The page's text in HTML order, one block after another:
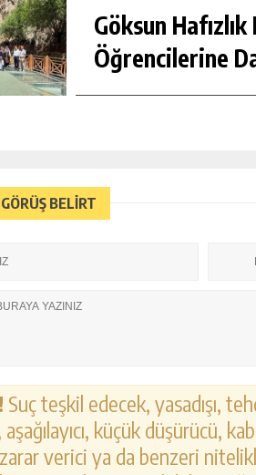
Göksun Hafızlık
Öğrencilerine
BELİRT
Suç teşkil edecek, yasadışı,
küçük düşürücü,
verici ya da benzeri